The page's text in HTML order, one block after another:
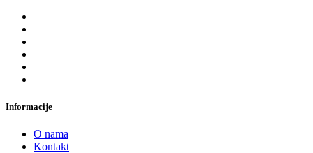
Informacije
O nama
Kontakt